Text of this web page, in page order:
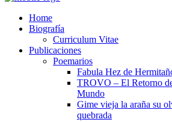
Home
Biografía
Curriculum Vitae​
Publicaciones
Poemarios
Fabula Hez de
TROVO – El Retorno
Mundo
Gime vieja la araña su
quebrada